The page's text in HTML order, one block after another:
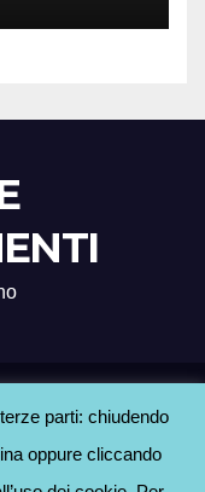
di Themeansar .
Informativa Cookie
parti: chiudendo
oppure cliccando